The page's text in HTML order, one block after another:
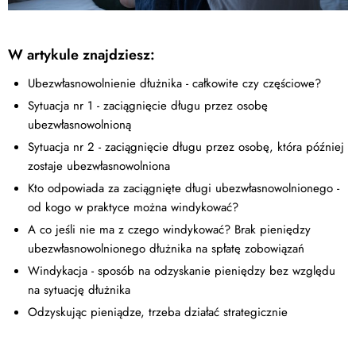
W artykule znajdziesz:
Ubezwłasnowolnienie dłużnika - całkowite czy częściowe?
Sytuacja nr 1 - zaciągnięcie długu przez osobę
ubezwłasnowolnioną
Sytuacja nr 2 - zaciągnięcie długu przez osobę, która później
zostaje ubezwłasnowolniona
Kto odpowiada za zaciągnięte długi ubezwłasnowolnionego -
od kogo w praktyce można windykować?
A co jeśli nie ma z czego windykować? Brak pieniędzy
ubezwłasnowolnionego dłużnika na spłatę zobowiązań
Windykacja - sposób na odzyskanie pieniędzy bez względu
na sytuację dłużnika
Odzyskując pieniądze, trzeba działać strategicznie